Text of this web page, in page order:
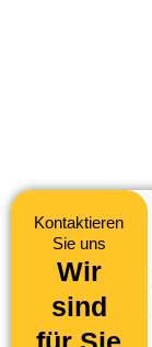
Kontaktieren
Sie uns
Wir
sind